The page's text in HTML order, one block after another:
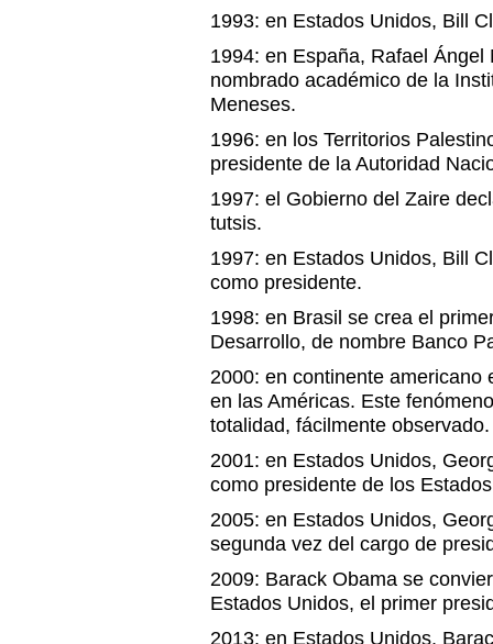
1993: en Estados Unidos, Bill
1994: en España, Rafael
nombrado académico de la
Meneses.
1996: en los Territorios
presidente de la Autoridad
1997: el Gobierno del Zaire
tutsis.
1997: en Estados Unidos, Bill
como presidente.
1998: en Brasil se crea el
Desarrollo, de nombre Banco
2000: en continente americano
en las Américas. Este
totalidad, fácilmente observado.
2001: en Estados Unidos,
como presidente de los
2005: en Estados Unidos,
segunda vez del cargo de
2009: Barack Obama se
Estados Unidos, el primer
2013: en Estados Unidos,